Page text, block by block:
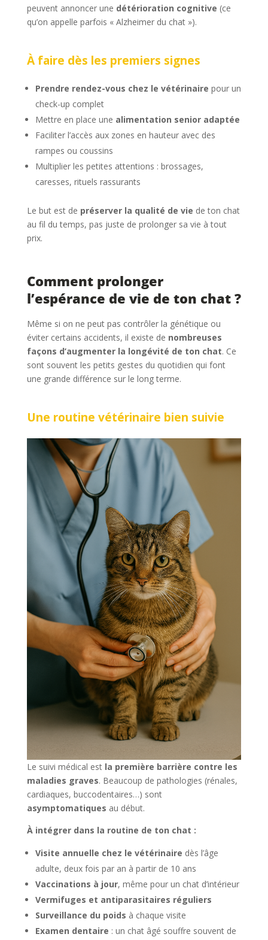
peuvent annoncer une détérioration cognitive (ce
qu’on appelle parfois « Alzheimer du chat »).
À faire dès les premiers signes
Prendre rendez-vous chez le vétérinaire pour un
check-up complet
Mettre en place une alimentation senior adaptée
Faciliter l’accès aux zones en hauteur avec des
rampes ou coussins
Multiplier les petites attentions : brossages,
caresses, rituels rassurants
Le but est de préserver la qualité de vie de ton chat
au fil du temps, pas juste de prolonger sa vie à tout
prix.
Comment prolonger
l’espérance de vie de ton chat ?
Même si on ne peut pas contrôler la génétique ou
éviter certains accidents, il existe de nombreuses
façons d’augmenter la longévité de ton chat. Ce
sont souvent les petits gestes du quotidien qui font
une grande différence sur le long terme.
Une routine vétérinaire bien suivie
Le suivi médical est la première barrière contre les
maladies graves. Beaucoup de pathologies (rénales,
cardiaques, buccodentaires…) sont
asymptomatiques au début.
À intégrer dans la routine de ton chat :
Visite annuelle chez le vétérinaire dès l’âge
adulte, deux fois par an à partir de 10 ans
Vaccinations à jour, même pour un chat d’intérieur
Vermifuges et antiparasitaires réguliers
Surveillance du poids à chaque visite
Examen dentaire : un chat âgé souffre souvent de